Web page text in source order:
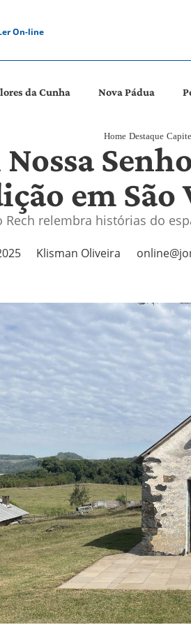
On-line
da Cunha Nova Pádua
Home Destaque
em
Rech relembra histórias do
Klisman Oliveira